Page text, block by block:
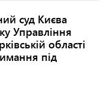
суд Києва
Управління
області
під